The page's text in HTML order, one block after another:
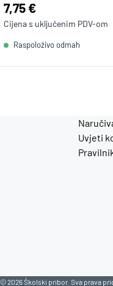
Cijena:
7,75 €
Cijena s uključenim PDV-om
Raspoloživo odmah
Uvjeti
© 2026 Školski pribor. Sva prava